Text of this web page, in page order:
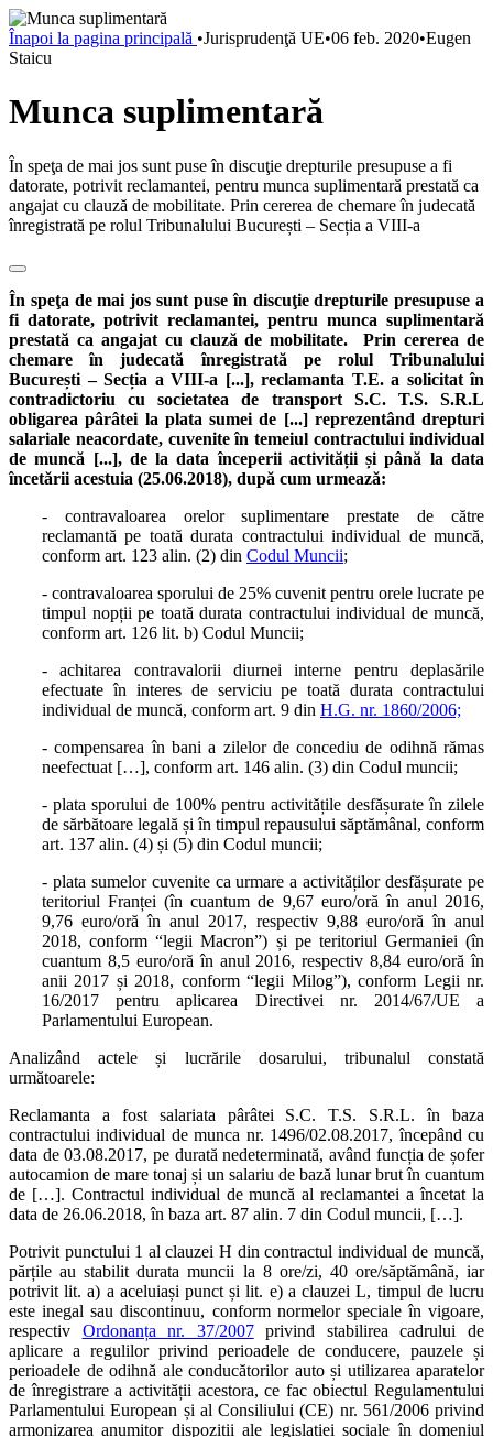
Înapoi la pagina principală •Jurisprudenţă UE•06 feb. 2020•Eugen
Staicu
Munca suplimentară
În speţa de mai jos sunt puse în discuţie drepturile presupuse a fi
datorate, potrivit reclamantei, pentru munca suplimentară prestată ca
angajat cu clauză de mobilitate. Prin cererea de chemare în judecată
înregistrată pe rolul Tribunalului București – Secția a VIII-a
În speţa de mai jos sunt puse în discuţie drepturile presupuse a
fi datorate, potrivit reclamantei, pentru munca suplimentară
prestată ca angajat cu clauză de mobilitate. Prin cererea de
chemare în judecată înregistrată pe rolul Tribunalului
București – Secția a VIII-a [...], reclamanta T.E. a solicitat în
contradictoriu cu societatea de transport S.C. T.S. S.R.L
obligarea pârâtei la plata sumei de [...] reprezentând drepturi
salariale neacordate, cuvenite în temeiul contractului individual
de muncă [...], de la data începerii activității și până la data
încetării acestuia (25.06.2018), după cum urmează:
- contravaloarea orelor suplimentare prestate de către
reclamantă pe toată durata contractului individual de muncă,
conform art. 123 alin. (2) din Codul Muncii;
- contravaloarea sporului de 25% cuvenit pentru orele lucrate pe
timpul nopții pe toată durata contractului individual de muncă,
conform art. 126 lit. b) Codul Muncii;
- achitarea contravalorii diurnei interne pentru deplasările
efectuate în interes de serviciu pe toată durata contractului
individual de muncă, conform art. 9 din H.G. nr. 1860/2006;
- compensarea în bani a zilelor de concediu de odihnă rămas
neefectuat […], conform art. 146 alin. (3) din Codul muncii;
- plata sporului de 100% pentru activitățile desfășurate în zilele
de sărbătoare legală și în timpul repausului săptămânal, conform
art. 137 alin. (4) și (5) din Codul muncii;
- plata sumelor cuvenite ca urmare a activităților desfășurate pe
teritoriul Franței (în cuantum de 9,67 euro/oră în anul 2016,
9,76 euro/oră în anul 2017, respectiv 9,88 euro/oră în anul
2018, conform “legii Macron”) și pe teritoriul Germaniei (în
cuantum 8,5 euro/oră în anul 2016, respectiv 8,84 euro/oră în
anii 2017 și 2018, conform “legii Milog”), conform Legii nr.
16/2017 pentru aplicarea Directivei nr. 2014/67/UE a
Parlamentului European.
Analizând actele și lucrările dosarului, tribunalul constată
următoarele:
Reclamanta a fost salariata pârâtei S.C. T.S. S.R.L. în baza
contractului individual de munca nr. 1496/02.08.2017, începând cu
data de 03.08.2017, pe durată nedeterminată, având funcția de șofer
autocamion de mare tonaj și un salariu de bază lunar brut în cuantum
de […]. Contractul individual de muncă al reclamantei a încetat la
data de 26.06.2018, în baza art. 87 alin. 7 din Codul muncii, […].
Potrivit punctului 1 al clauzei H din contractul individual de muncă,
părțile au stabilit durata muncii la 8 ore/zi, 40 ore/săptămână, iar
potrivit lit. a) a aceluiași punct și lit. e) a clauzei L, timpul de lucru
este inegal sau discontinuu, conform normelor speciale în vigoare,
respectiv Ordonanța nr. 37/2007privind stabilirea cadrului de
aplicare a regulilor privind perioadele de conducere, pauzele și
perioadele de odihnă ale conducătorilor auto și utilizarea aparatelor
de înregistrare a activității acestora, ce fac obiectul Regulamentului
Parlamentului European și al Consiliului (CE) nr. 561/2006 privind
armonizarea anumitor dispoziții ale legislației sociale în domeniul